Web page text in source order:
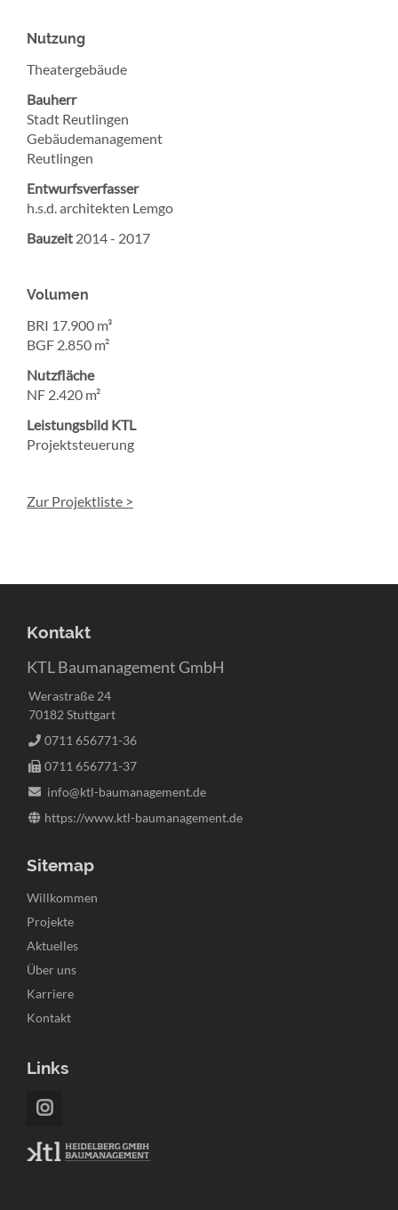
Nutzung
Theatergebäude
Bauherr
Stadt Reutlingen
Gebäudemanagement
Reutlingen
Entwurfsverfasser
h.s.d. architekten Lemgo
Bauzeit 2014 - 2017
Volumen
BRI 17.900 m³
BGF 2.850 m²
Nutzfläche
NF 2.420 m²
Leistungsbild KTL
Projektsteuerung
Zur Projektliste >
Kontakt
KTL Baumanagement GmbH
Werastraße 24
70182 Stuttgart
0711 656771-36
0711 656771-37
info@ktl-baumanagement.de
https://www.ktl-baumanagement.de
Sitemap
Navigation
überspringen
Willkommen
Projekte
Aktuelles
Über uns
Karriere
Kontakt
Links